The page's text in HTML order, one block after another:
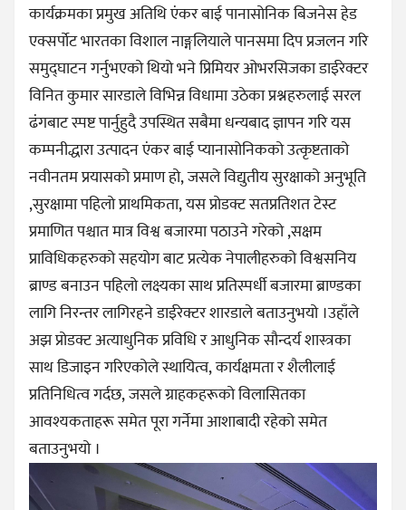
कार्यक्रमका प्रमुख अतिथि एंकर बाई पानासोनिक बिजनेस हेड
एक्सर्पोट भारतका विशाल नाङ्गलियाले पानसमा दिप प्रजलन गरि
समुद्घाटन गर्नुभएको थियो भने प्रिमियर ओभरसिजका डाईरेक्टर
विनित कुमार सारडाले विभिन्न विधामा उठेका प्रश्नहरुलाई सरल
ढंगबाट स्पष्ट पार्नुहुदै उपस्थित सबैमा धन्यबाद ज्ञापन गरि यस
कम्पनीद्धारा उत्पादन एंकर बाई प्यानासोनिकको उत्कृष्टताको
नवीनतम प्रयासको प्रमाण हो, जसले विद्युतीय सुरक्षाको अनुभूति
,सुरक्षामा पहिलो प्राथमिकता, यस प्रोडक्ट सतप्रतिशत टेस्ट
प्रमाणित पश्चात मात्र विश्व बजारमा पठाउने गरेको ,सक्षम
प्राविधिकहरुको सहयोग बाट प्रत्येक नेपालीहरुको विश्वसनिय
ब्राण्ड बनाउन पहिलो लक्ष्यका साथ प्रतिस्पर्धी बजारमा ब्राण्डका
लागि निरन्तर लागिरहने डाईरेक्टर शारडाले बताउनुभयो ।उहाँले
अझ प्रोडक्ट अत्याधुनिक प्रविधि र आधुनिक सौन्दर्य शास्त्रका
साथ डिजाइन गरिएकोले स्थायित्व, कार्यक्षमता र शैलीलाई
प्रतिनिधित्व गर्दछ, जसले ग्राहकहरूको विलासितका
आवश्यकताहरू समेत पूरा गर्नेमा आशाबादी रहेको समेत
बताउनुभयो ।